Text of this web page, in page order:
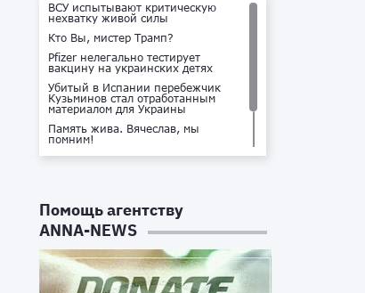
ВСУ испытывают критическую
нехватку живой силы
Кто Вы, мистер Трамп?
Pfizer нелегально тестирует
вакцину на украинских детях
Убитый в Испании перебежчик
Кузьминов стал отработанным
материалом для Украины
Память жива. Вячеслав, мы
помним!
Не доставайся ты никому!
Помощь агентству
ANNA-NEWS